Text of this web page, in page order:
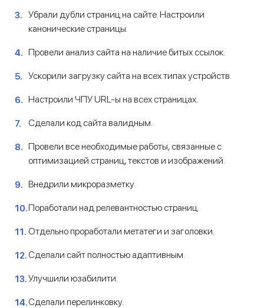
Убрали дубли страниц на сайте. Настроили
канонические страницы.
Провели анализ сайта на наличие битых ссылок.
Ускорили загрузку сайта на всех типах устройств.
Настроили ЧПУ URL-ы на всех страницах.
Сделали код сайта валидным.
Провели все необходимые работы, связанные с
оптимизацией страниц, текстов и изображений.
Внедрили микроразметку.
Поработали над релевантностью страниц.
Отдельно проработали метатеги и заголовки.
Сделали сайт полностью адаптивным.
Улучшили юзабилити.
Сделали перелинковку.